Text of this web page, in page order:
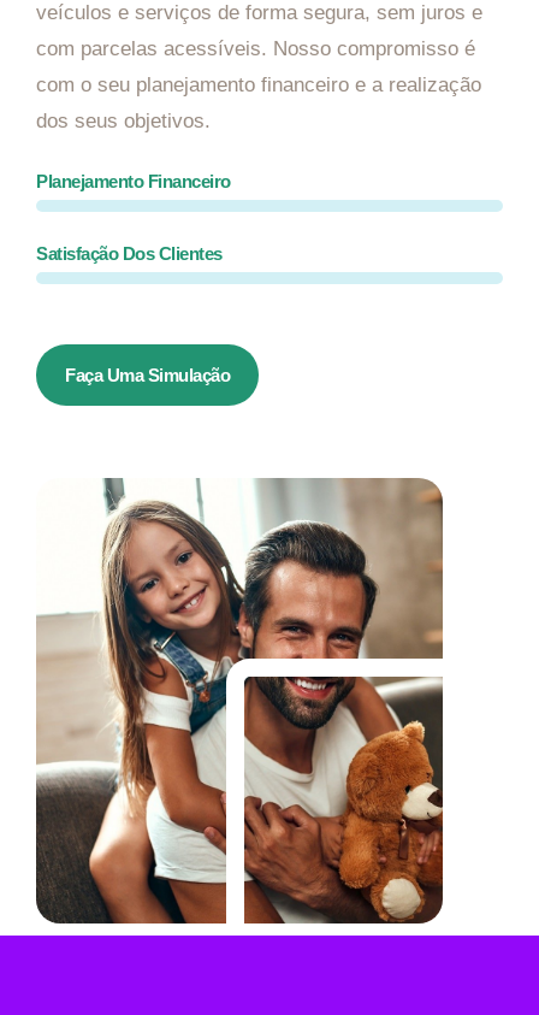
veículos e serviços de forma segura, sem juros e
com parcelas acessíveis. Nosso compromisso é
com o seu planejamento financeiro e a realização
dos seus objetivos.
Planejamento Financeiro
Satisfação Dos Clientes
Faça Uma Simulação